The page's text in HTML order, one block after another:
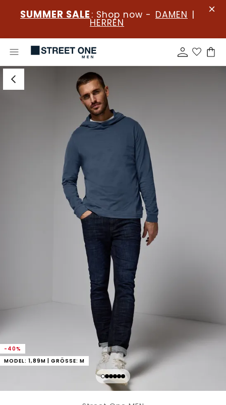
SUMMER SALE : Shop now - DAMEN |
HERREN
-40%
MODEL: 1,89M | GRÖSSE: M